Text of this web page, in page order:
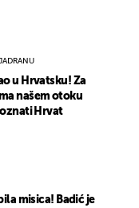
u Hrvatsku! Za
našem otoku
Hrvat
misica! Badić je